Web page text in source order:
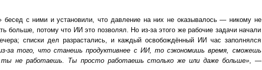
бесед с ними и установили, что давление на них не оказывалось — никому не
больше, потому что ИИ это позволял. Но из-за этого же рабочие задачи начали
списки дел разрастались, и каждый освобождённый ИИ час заполнялся
за того, что станешь продуктивнее с ИИ, то сэкономишь время, сможешь
не работаешь. Ты просто работаешь столько же или даже больше», —